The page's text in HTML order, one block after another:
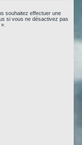
souhaitez effectuer une
si vous ne désactivez pas